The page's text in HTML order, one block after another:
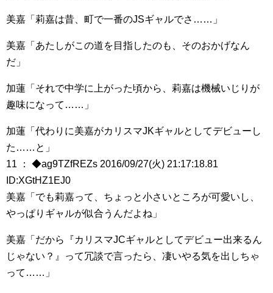
美嘉「莉嘉は昔、町で一番のJSギャルでさ……」
美嘉「あたしがこの道を目指したのも、そのおかげなん
だ」
加蓮「それで中学に上がった頃から、莉嘉は機械いじりが
趣味になって……」
加蓮「代わりに美嘉がカリスマJKギャルとしてデビューし
た……と」
11 ： ◆ag9TZfREZs 2016/09/27(火) 21:17:18.81
ID:XGtHZ1EJ0
美嘉「でも莉嘉って、ちょっと小さいところが可愛いし、
やっぱりギャルが似合うんだよね」
美嘉「だから『カリスマJCギャルとしてデビュー出来るん
じゃない？』って冗談で言ったら、凄いやる気を出しちゃ
って……」